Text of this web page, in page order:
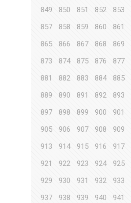
849
850 851 852 853
857
858 859 860 861
865
866 867 868 869
873
874 875 876 877
881
882 883 884 885
889
890 891 892 893
897
898 899 900 901
905
906 907 908 909
913
914 915 916 917
921
922 923 924 925
929
930 931 932 933
937
938 939 940 941